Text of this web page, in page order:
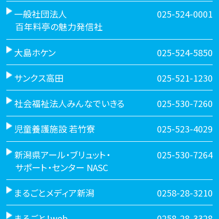
一般社団法人
百年料亭の魅力発信社
025-524-0001
大島ホケン 025-524-5850
サンクス高田 025-521-1230
社会福祉法人みんなでいきる 025-530-7260
児童養護施設 若竹寮 025-523-4029
新潟県アール・ブリュット・
サポート・センター NASC
025-530-7264
まるごとメディア新潟 0258-28-3210